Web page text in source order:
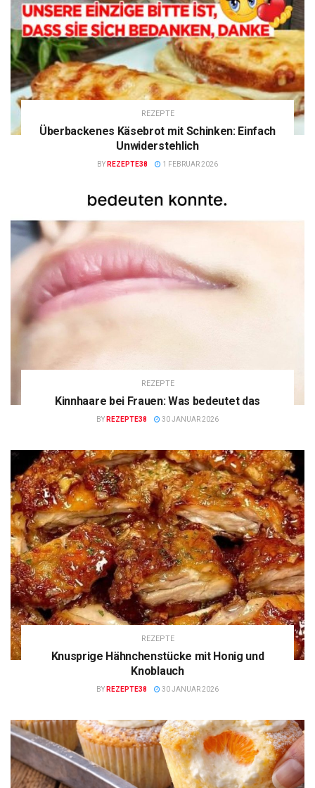
REZEPTE
Überbackenes Käsebrot mit Schinken: Einfach
Unwiderstehlich
BY REZEPTE38 1 FEBRUAR 2026
REZEPTE
Kinnhaare bei Frauen: Was bedeutet das
BY REZEPTE38 30 JANUAR 2026
REZEPTE
Knusprige Hähnchenstücke mit Honig und
Knoblauch
BY REZEPTE38 30 JANUAR 2026